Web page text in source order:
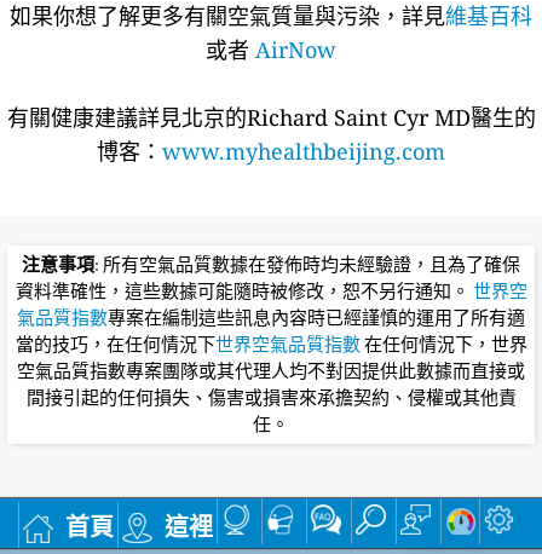
如果你想了解更多有關空氣質量與污染，詳見維基百科
或者 AirNow
有關健康建議詳​​見北京的Richard Saint Cyr MD醫生的
博客： www.myhealthbeijing.com
注意事項: 所有空氣品質數據在發佈時均未經驗證，且為了確保
資料準確性，這些數據可能隨時被修改，恕不另行通知。 世界空
氣品質指數專案在編制這些訊息內容時已經謹慎的運用了所有適
當的技巧，在任何情況下世界空氣品質指數在任何情況下，世界
空氣品質指數專案團隊或其代理人均不對因提供此數據而直接或
間接引起的任何損失、傷害或損害來承擔契約、侵權或其他責
任。
首頁 這裡